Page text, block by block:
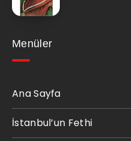
Menüler
Ana Sayfa
İstanbul’un Fethi